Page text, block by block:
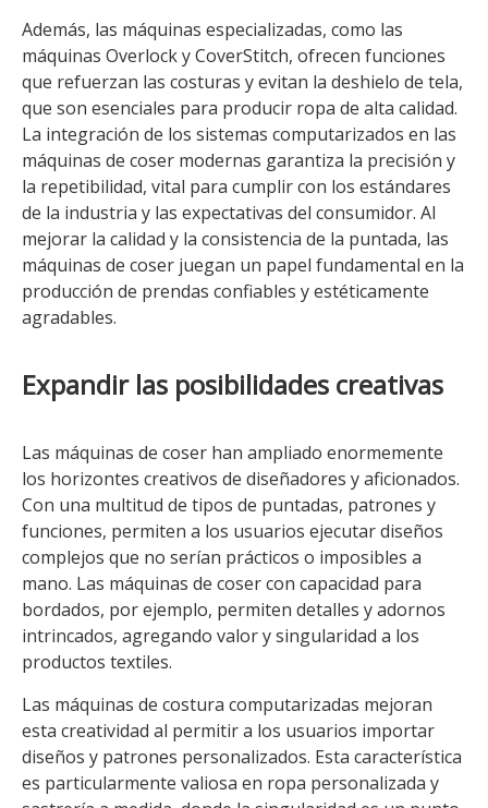
Además, las máquinas especializadas, como las
máquinas Overlock y CoverStitch, ofrecen funciones
que refuerzan las costuras y evitan la deshielo de tela,
que son esenciales para producir ropa de alta calidad.
La integración de los sistemas computarizados en las
máquinas de coser modernas garantiza la precisión y
la repetibilidad, vital para cumplir con los estándares
de la industria y las expectativas del consumidor. Al
mejorar la calidad y la consistencia de la puntada, las
máquinas de coser juegan un papel fundamental en la
producción de prendas confiables y estéticamente
agradables.
Expandir las posibilidades creativas
Las máquinas de coser han ampliado enormemente
los horizontes creativos de diseñadores y aficionados.
Con una multitud de tipos de puntadas, patrones y
funciones, permiten a los usuarios ejecutar diseños
complejos que no serían prácticos o imposibles a
mano. Las máquinas de coser con capacidad para
bordados, por ejemplo, permiten detalles y adornos
intrincados, agregando valor y singularidad a los
productos textiles.
Las máquinas de costura computarizadas mejoran
esta creatividad al permitir a los usuarios importar
diseños y patrones personalizados. Esta característica
es particularmente valiosa en ropa personalizada y